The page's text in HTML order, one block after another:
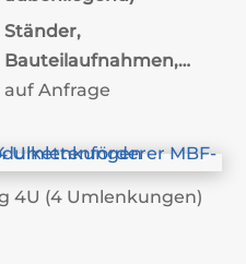
Ständer,
Bauteilaufnahmen,…
auf Anfrage
4U (4 Umlenkungen)